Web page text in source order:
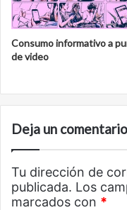
Consumo informativo a
de video
Deja un comentario
Tu dirección de
publicada. Los
marcados con *